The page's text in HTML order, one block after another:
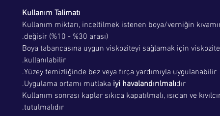
Kullanım Talimatı
Kullanım miktarı, inceltilmek istenen boya/verniğin
değişir (%10 - %30 arası).
Boya tabancasına uygun viskoziteyi sağlamak için
kullanılabilir.
Yüzey temizliğinde bez veya fırça yardımıyla uygulanabilir.
Uygulama ortamı mutlaka iyi havalandırılmalıdır.
Kullanım sonrası kaplar sıkıca kapatılmalı, ısıdan ve
tutulmalıdır.